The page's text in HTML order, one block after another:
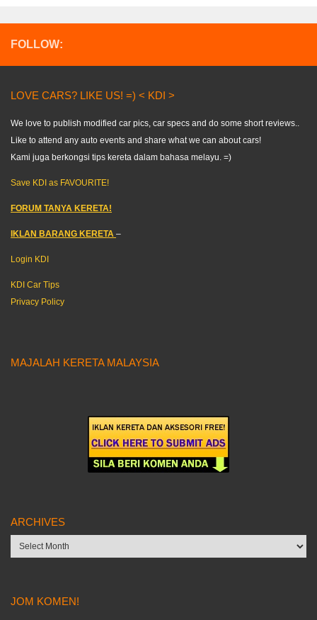
FOLLOW:
LOVE CARS? LIKE US! =) < KDI >
We love to publish modified car pics, car specs and do some short reviews..
Like to attend any auto events and share what we can about cars!
Kami juga berkongsi tips kereta dalam bahasa melayu. =)
Save KDI as FAVOURITE!
FORUM TANYA KERETA!
IKLAN BARANG KERETA –
Login KDI
KDI Car Tips
Privacy Policy
MAJALAH KERETA MALAYSIA
ARCHIVES
Archives
JOM KOMEN!